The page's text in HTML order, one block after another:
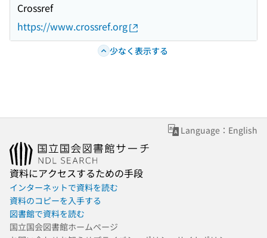
Crossref
https://www.crossref.org
少なく表示する
Language：English
資料にアクセスするための手段
インターネットで資料を読む
資料のコピーを入手する
図書館で資料を読む
国立国会図書館ホームページ